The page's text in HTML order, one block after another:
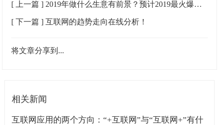
[ 上一篇 ] 2019年做什么生意有前景？预计2019最火爆的行业
[ 下一篇 ]互联网的趋势走向在线分析！
将文章分享到...
相关新闻
互联网应用的两个方向：“+互联网”与“互联网+”有什